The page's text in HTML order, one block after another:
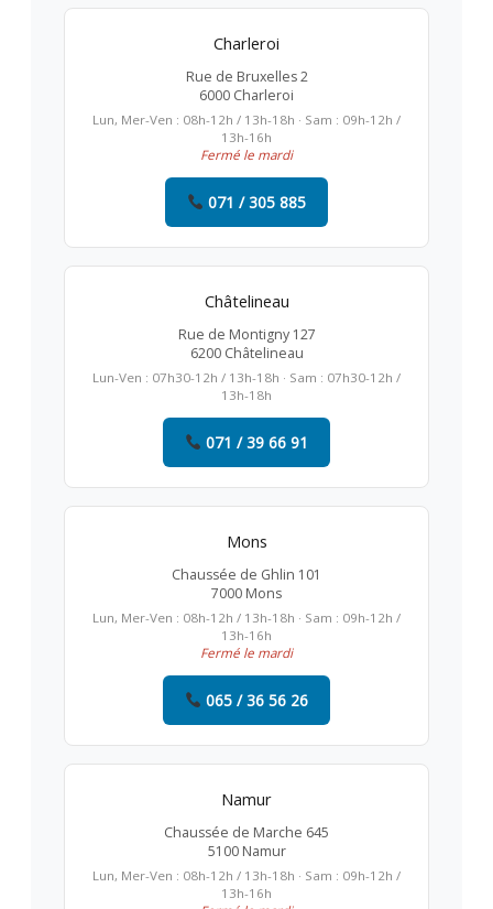
Charleroi
Rue de Bruxelles 2
6000 Charleroi
Lun, Mer-Ven : 08h-12h / 13h-18h · Sam : 09h-12h /
13h-16h
Fermé le mardi
071 / 305 885
Châtelineau
Rue de Montigny 127
6200 Châtelineau
Lun-Ven : 07h30-12h / 13h-18h · Sam : 07h30-12h /
13h-18h
071 / 39 66 91
Mons
Chaussée de Ghlin 101
7000 Mons
Lun, Mer-Ven : 08h-12h / 13h-18h · Sam : 09h-12h /
13h-16h
Fermé le mardi
065 / 36 56 26
Namur
Chaussée de Marche 645
5100 Namur
Lun, Mer-Ven : 08h-12h / 13h-18h · Sam : 09h-12h /
13h-16h